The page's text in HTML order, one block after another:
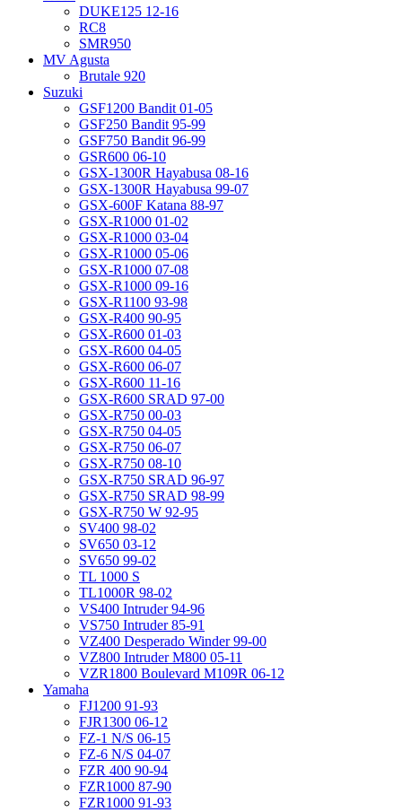
DUKE125 12-16
RC8
SMR950
MV Agusta
Brutale 920
Suzuki
GSF1200 Bandit 01-05
GSF250 Bandit 95-99
GSF750 Bandit 96-99
GSR600 06-10
GSX-1300R Hayabusa 08-16
GSX-1300R Hayabusa 99-07
GSX-600F Katana 88-97
GSX-R1000 01-02
GSX-R1000 03-04
GSX-R1000 05-06
GSX-R1000 07-08
GSX-R1000 09-16
GSX-R1100 93-98
GSX-R400 90-95
GSX-R600 01-03
GSX-R600 04-05
GSX-R600 06-07
GSX-R600 11-16
GSX-R600 SRAD 97-00
GSX-R750 00-03
GSX-R750 04-05
GSX-R750 06-07
GSX-R750 08-10
GSX-R750 SRAD 96-97
GSX-R750 SRAD 98-99
GSX-R750 W 92-95
SV400 98-02
SV650 03-12
SV650 99-02
TL 1000 S
TL1000R 98-02
VS400 Intruder 94-96
VS750 Intruder 85-91
VZ400 Desperado Winder 99-00
VZ800 Intruder M800 05-11
VZR1800 Boulevard M109R 06-12
Yamaha
FJ1200 91-93
FJR1300 06-12
FZ-1 N/S 06-15
FZ-6 N/S 04-07
FZR 400 90-94
FZR1000 87-90
FZR1000 91-93